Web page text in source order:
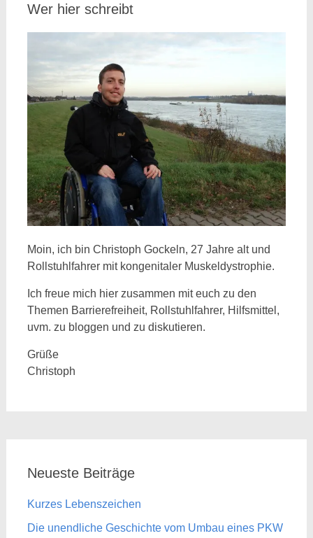
Wer hier schreibt
Moin, ich bin Christoph Gockeln, 27 Jahre alt und
Rollstuhlfahrer mit kongenitaler Muskeldystrophie.
Ich freue mich hier zusammen mit euch zu den
Themen Barrierefreiheit, Rollstuhlfahrer, Hilfsmittel,
uvm. zu bloggen und zu diskutieren.
Grüße
Christoph
Neueste Beiträge
Kurzes Lebenszeichen
Die unendliche Geschichte vom Umbau eines PKW